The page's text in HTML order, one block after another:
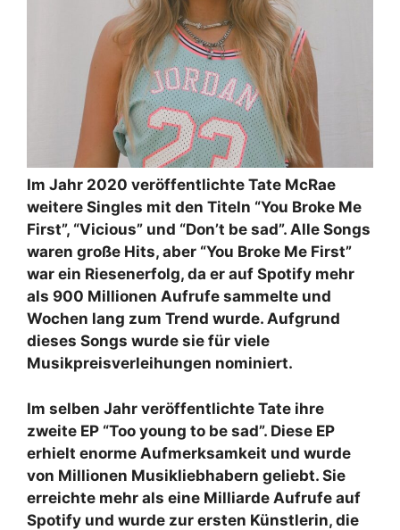
Im Jahr 2020 veröffentlichte Tate McRae
weitere Singles mit den Titeln “You Broke Me
First”, “Vicious” und “Don’t be sad”. Alle Songs
waren große Hits, aber “You Broke Me First”
war ein Riesenerfolg, da er auf Spotify mehr
als 900 Millionen Aufrufe sammelte und
Wochen lang zum Trend wurde. Aufgrund
dieses Songs wurde sie für viele
Musikpreisverleihungen nominiert.
Im selben Jahr veröffentlichte Tate ihre
zweite EP “Too young to be sad”. Diese EP
erhielt enorme Aufmerksamkeit und wurde
von Millionen Musikliebhabern geliebt. Sie
erreichte mehr als eine Milliarde Aufrufe auf
Spotify und wurde zur ersten Künstlerin, die